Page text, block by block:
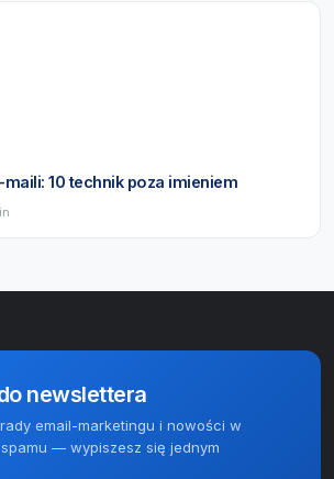
10 technik poza imieniem
newslettera
email-marketingu i nowości w
spamu — wypiszesz się jednym